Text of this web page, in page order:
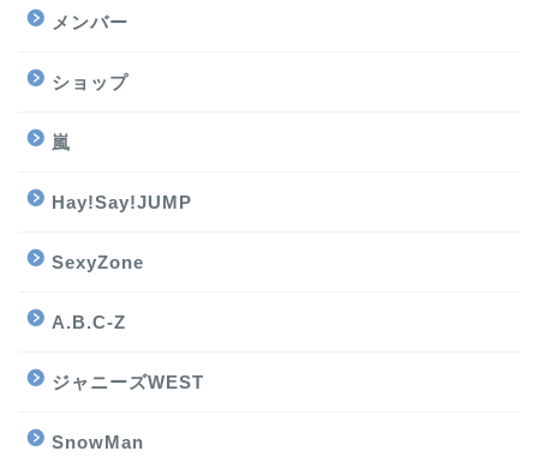
メンバー
ショップ
嵐
Hay!Say!JUMP
SexyZone
A.B.C-Z
ジャニーズWEST
SnowMan